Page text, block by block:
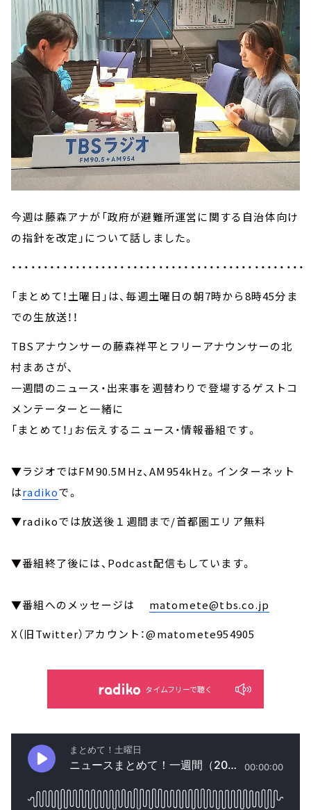
今週は藤森アナが「政府が避難所運営に関する自治体向け
の指針を改定」について話しました。
・・・・・・・・・・・・・・・・・・・・・・・・・・・・・・・・・・・・・・・・・・・・・・
「まとめて！土曜日」は、毎週土曜日の朝7時から8時45分ま
での生放送！！
TBSアナウンサーの藤森祥平とフリーアナウンサーの北
村まあさが、
一週間のニュース・出来事を週替わりで登場するゲストコ
メンテーターと一緒に
「まとめて！」お伝えするニュース・情報番組です。
▼ラジオではFM90.5MHz、AM954kHz。インターネット
はradikoで。
▼radikoでは放送後１週間まで/首都圏エリア無料
▼番組終了後には、Podcast配信もしています。
▼番組へのメッセージは matomete@tbs.co.jp
X（旧Twitter）アカウント：@matomete954905
タイムフリーで聴く